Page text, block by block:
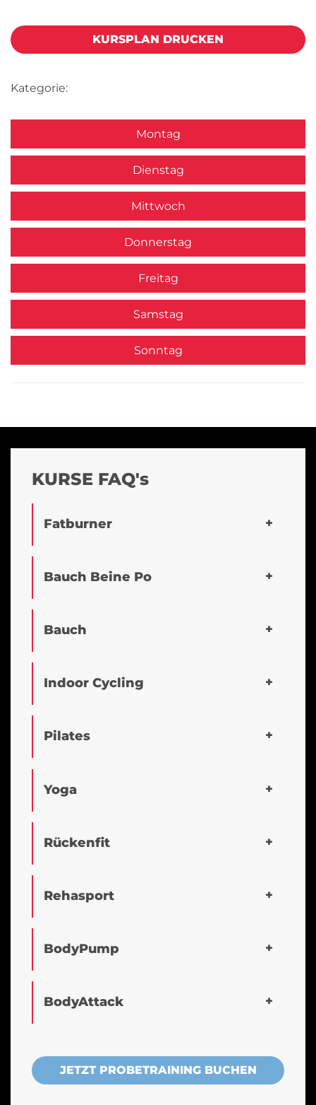
KURSPLAN DRUCKEN
Kategorie:
Montag
Dienstag
Mittwoch
Donnerstag
Freitag
Samstag
Sonntag
KURSE FAQ's
Fatburner
Bauch Beine Po
Bauch
Indoor Cycling
Pilates
Yoga
Rückenfit
Rehasport
BodyPump
BodyAttack
JETZT PROBETRAINING BUCHEN